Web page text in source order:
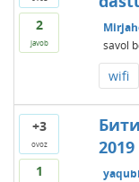
2
javob
savol
wifi
+3
ovoz
1